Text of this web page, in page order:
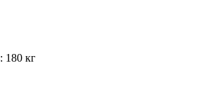
180 кг